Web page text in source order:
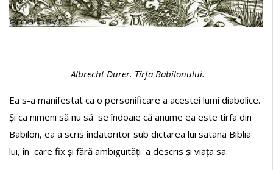
Albrecht Durer. Tîrfa Babilonului.
Ea s-a manifestat ca o personificare a acestei lumi diabolice.
Și ca nimeni să nu să se îndoaie că anume ea este tîrfa din
Babilon, ea a scris îndatoritor sub dictarea lui satana Biblia
lui, în care fix și fără ambiguități a descris și viața sa.